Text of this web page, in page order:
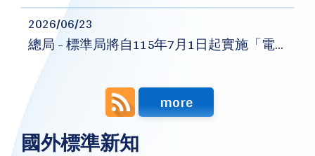
2026/06/23
總局 - 標準局將自115年7月1日起實施「電動車充電設備」等9項商品檢驗規定 強化商品安全
more
國外標準新知